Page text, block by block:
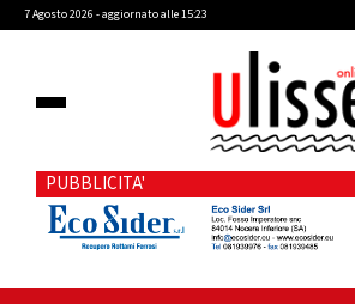
7 Agosto 2026 - aggiornato alle 15:23
PUBBLICITA'